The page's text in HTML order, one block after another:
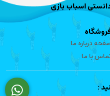
اسباب بازی
درباره ما
با ما
: